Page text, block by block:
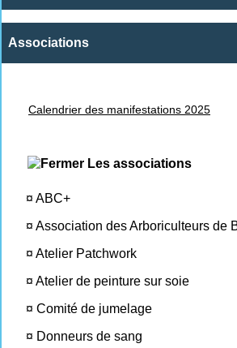
Associations
Calendrier des manifestations 2025
Les associations
¤ ABC+
¤ Association des Arboriculteurs de
¤ Atelier Patchwork
¤ Atelier de peinture sur soie
¤ Comité de jumelage
¤ Donneurs de sang